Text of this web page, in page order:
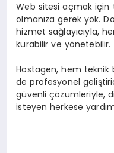
Web sitesi açmak için
olmanıza gerek yok.
hizmet sağlayıcıyla,
kurabilir ve yönetebilir.
Hostagen, hem teknik
de profesyonel
güvenli çözümleriyle,
isteyen herkese